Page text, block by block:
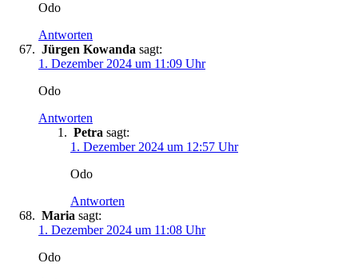
Odo
Antworten
Jürgen Kowanda sagt:
1. Dezember 2024 um 11:09 Uhr
Odo
Antworten
Petra sagt:
1. Dezember 2024 um 12:57 Uhr
Odo
Antworten
Maria sagt:
1. Dezember 2024 um 11:08 Uhr
Odo